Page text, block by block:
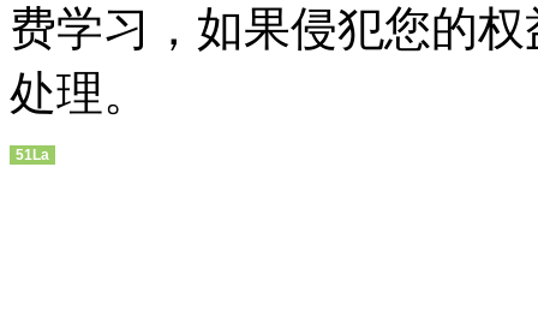
费学习，如果侵犯您的
处理。
51La